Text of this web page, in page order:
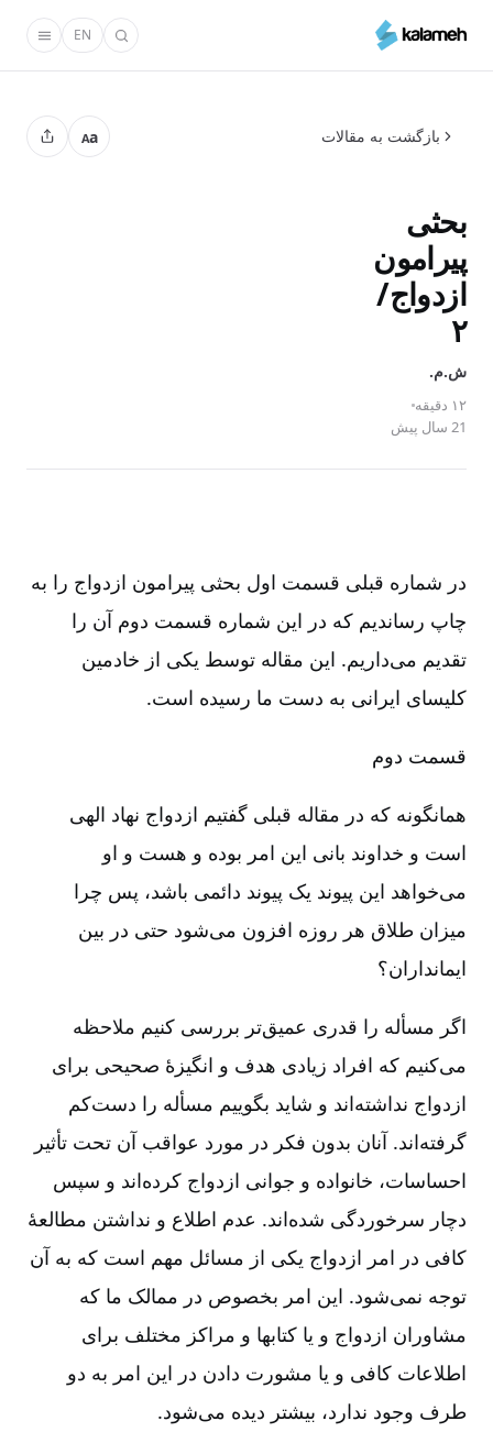
محتوای
EN
بازگشت به مقالات Aa
بحثی
پیرامون
ازدواج‌/
۲
ش‌.م‌.
۱۲ دقیقه
21 سال پیش
در شماره قبلی قسمت اول بحثی پیرامون ازدواج را به
چاپ رساندیم که در این شماره قسمت دوم آن را
تقدیم می‌داریم‌. این مقاله توسط یکی از خادمین
کلیسای ایرانی به دست ما رسیده است‌.
قسمت دوم‌
همانگونه که در مقاله قبلی گفتیم ازدواج نهاد الهی
است و خداوند بانی این امر بوده و هست و او
می‌خواهد این پیوند یک پیوند دائمی باشد، پس چرا
میزان طلاق هر روزه افزون می‌شود حتی در بین
ایمانداران‌؟
اگر مسأله را قدری عمیق‌تر بررسی کنیم ملاحظه
می‌کنیم که افراد زیادی هدف و انگیزۀ صحیحی برای
ازدواج نداشته‌اند و شاید بگوییم مسأله را دست‌کم
گرفته‌اند. آنان بدون فکر در مورد عواقب آن تحت تأثیر
احساسات‌، خانواده و جوانی ازدواج کرده‌اند و سپس
دچار سرخوردگی شده‌اند. عدم اطلاع و نداشتن مطالعۀ
کافی در امر ازدواج یکی از مسائل مهم است که به آن
توجه نمی‌شود. این امر بخصوص در ممالک ما که
مشاوران ازدواج و یا کتابها و مراکز مختلف برای
اطلاعات کافی و یا مشورت دادن در این امر به دو
طرف وجود ندارد، بیشتر دیده می‌شود.